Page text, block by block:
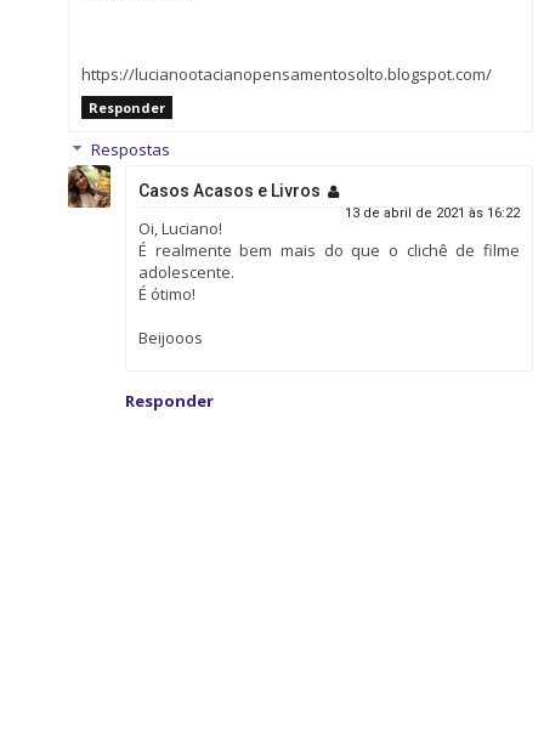
https://lucianootacianopensamentosolto.blogspot.com/
Responder
Respostas
Casos Acasos e Livros
13 de abril de 2021 às 16:22
Oi, Luciano!
É realmente bem mais do que o clichê de filme
adolescente.
É ótimo!
Beijooos
Responder